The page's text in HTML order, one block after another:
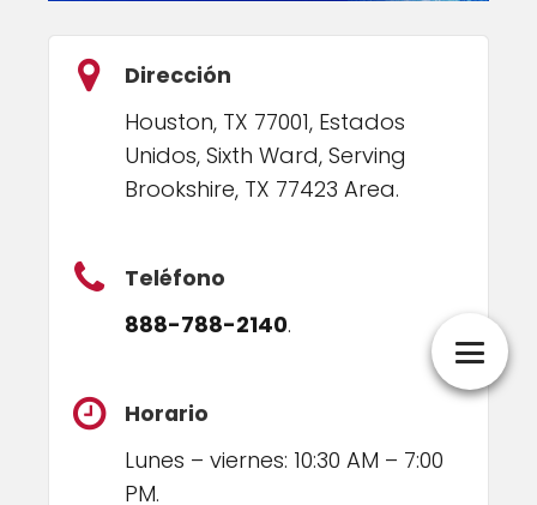
Dirección
Houston, TX 77001, Estados
Unidos, Sixth Ward, Serving
Brookshire, TX 77423 Area.
Teléfono
888-788-2140.
Horario
Lunes – viernes: 10:30 AM – 7:00
PM.